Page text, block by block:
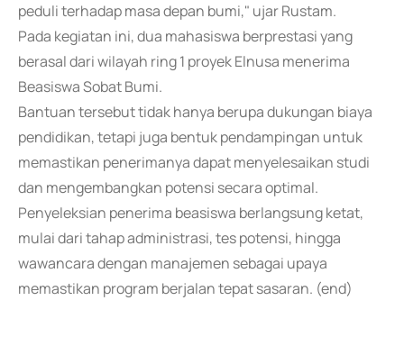
peduli terhadap masa depan bumi," ujar Rustam.
Pada kegiatan ini, dua mahasiswa berprestasi yang
berasal dari wilayah ring 1 proyek Elnusa menerima
Beasiswa Sobat Bumi.
Bantuan tersebut tidak hanya berupa dukungan biaya
pendidikan, tetapi juga bentuk pendampingan untuk
memastikan penerimanya dapat menyelesaikan studi
dan mengembangkan potensi secara optimal.
Penyeleksian penerima beasiswa berlangsung ketat,
mulai dari tahap administrasi, tes potensi, hingga
wawancara dengan manajemen sebagai upaya
memastikan program berjalan tepat sasaran. (end)